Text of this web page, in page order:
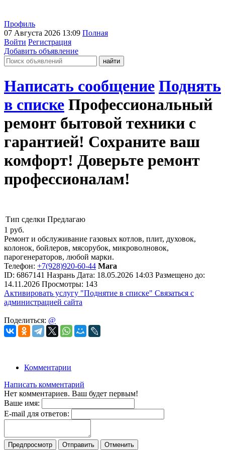
Профиль
07 Августа 2026 13:09 Полная
Войти Регистрация
Добавить объявление
Написать сообщение Поднять
в списке Профессиональный
ремонт бытовой техники с
гарантией! Сохраните ваш
комфорт! Доверьте ремонт
профессионалам!
Тип сделки Предлагаю
1 руб.
Ремонт и обслуживание газовых котлов, плит, духовок,
колонок, бойлеров, мясорубок, микроволновок,
парогенераторов, любой марки.
Телефон: +7(928)920-60-44 Мага
ID: 6867141 Назрань Дата: 18.05.2026 14:03 Размещено до:
14.11.2026 Просмотры: 143
Активировать услугу "Поднятие в списке" Связаться с
администрацией сайта
Поделиться: @
Комментарии
Написать комментарий
Нет комментариев. Ваш будет первым!
Ваше имя:
E-mail для ответов:
Предпросмотр Отправить Отменить